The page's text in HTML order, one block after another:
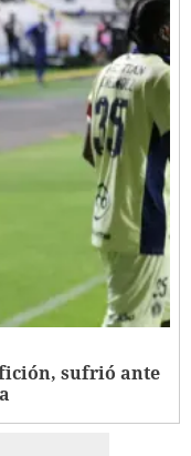
sufrió ante